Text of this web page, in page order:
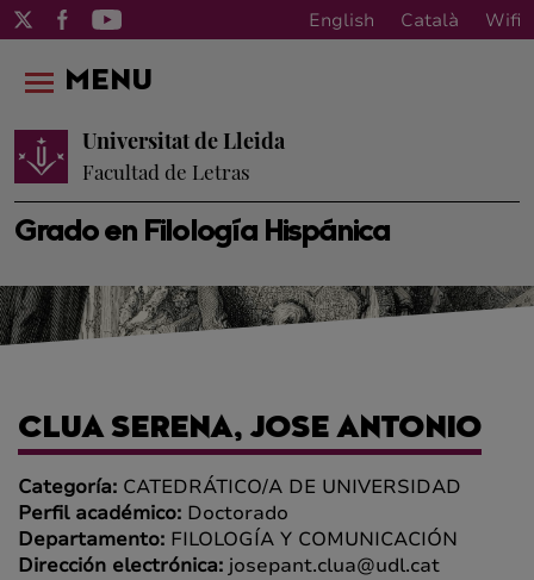
English Català Wifi
Grado en Filología Hispánica
Universitat de Lleida
Facultad de Letras
MENU
CLUA SERENA, JOSE ANTONIO
Categoría: CATEDRÁTICO/A DE UNIVERSIDAD
Perfil académico: Doctorado
Departamento: FILOLOGÍA Y COMUNICACIÓN
Dirección electrónica: josepant.clua@udl.cat